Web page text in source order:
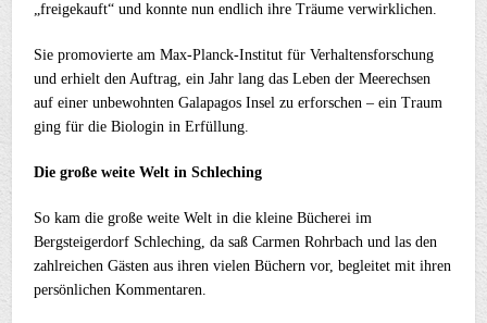
„freigekauft“ und konnte nun endlich ihre Träume verwirklichen.
Sie promovierte am Max-Planck-Institut für Verhaltensforschung
und erhielt den Auftrag, ein Jahr lang das Leben der Meerechsen
auf einer unbewohnten Galapagos Insel zu erforschen – ein Traum
ging für die Biologin in Erfüllung.
Die große weite Welt in Schleching
So kam die große weite Welt in die kleine Bücherei im
Bergsteigerdorf Schleching, da saß Carmen Rohrbach und las den
zahlreichen Gästen aus ihren vielen Büchern vor, begleitet mit ihren
persönlichen Kommentaren.